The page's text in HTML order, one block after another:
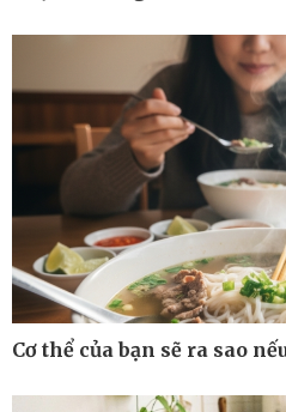
Thế giới
Quan sát
Cuộc sống đó đây
Hồ sơ
Cơ thể của bạn sẽ ra sao